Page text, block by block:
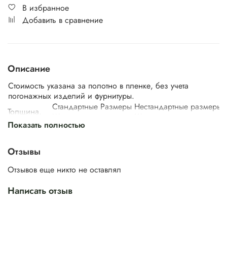
В избранное
Добавить в сравнение
Описание
Стоимость указана за полотно в пленке, без учета
погонажных изделий и фурнитуры.
Толщина,
мм
Стандартные Размеры Нестандартные размеры
мм
38 мм
700/
(шаг 10 мм)
Показать полностью
Отзывы
Отзывов еще никто не оставлял
Написать отзыв